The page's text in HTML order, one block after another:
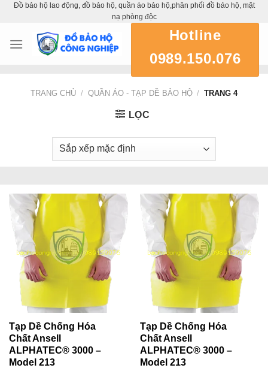
SkipĐồ bảo hộ lao động, đồ bảo hộ, quần áo bảo hộ,phân phối đồ bảo hộ, mặt
nạ phòng độc
Hotline
0989.150.076
TRANG CHỦ / QUẦN ÁO - TẠP DỀ BẢO HỘ / TRANG 4
LỌC
Tạp Dề Chống Hóa
Chất Ansell
ALPHATEC® 3000 –
Model 213
Tạp Dề Chống Hóa
Chất Ansell
ALPHATEC® 3000 –
Model 213